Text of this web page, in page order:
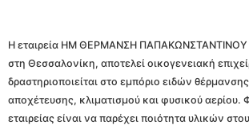
Η εταιρεία ΗΜ ΘΕΡΜΑΝΣΗ ΠΑΠΑΚΩΝΣΤΑΝΤΙΝΟΥ
στη Θεσσαλονίκη, αποτελεί οικογενειακή
δραστηριοποιείται στο εμπόριο ειδών
αποχέτευσης, κλιματισμού και φυσικού αερίου.
εταιρείας είναι να παρέχει ποιότητα υλικών